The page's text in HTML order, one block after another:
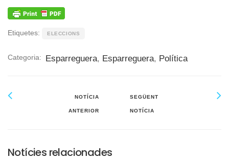
Etiquetes: ELECCIONS
Categoria: Esparreguera, Esparreguera, Política
NOTÍCIA
ANTERIOR
SEGÜENT
NOTÍCIA
Notícies relacionades